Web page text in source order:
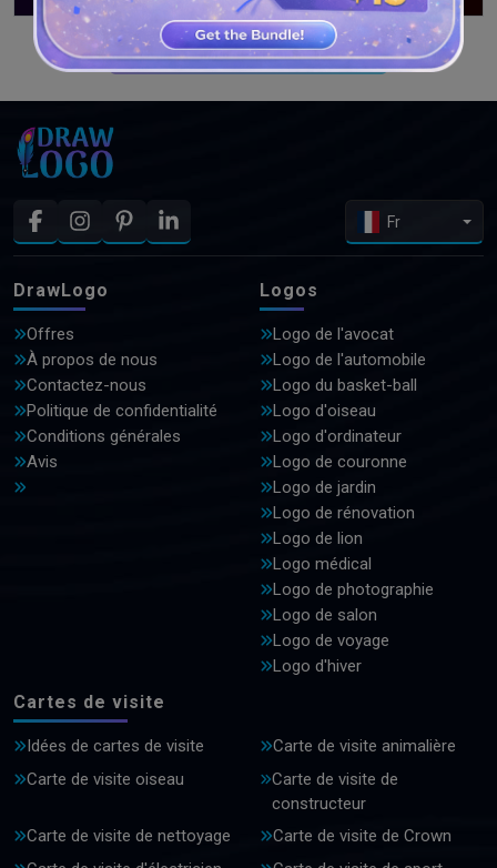
VOIR PLUS DE CONCEPTIONS
Fr
DrawLogo
Offres
À propos de nous
Contactez-nous
Politique de confidentialité
Conditions générales
Avis
Logos
Logo de l'avocat
Logo de l'automobile
Logo du basket-ball
Logo d'oiseau
Logo d'ordinateur
Logo de couronne
Logo de jardin
Logo de rénovation
Logo de lion
Logo médical
Logo de photographie
Logo de salon
Logo de voyage
Logo d'hiver
Cartes de visite
Idées de cartes de visite
Carte de visite animalière
Carte de visite oiseau
Carte de visite de
constructeur
Carte de visite de nettoyage
Carte de visite de Crown